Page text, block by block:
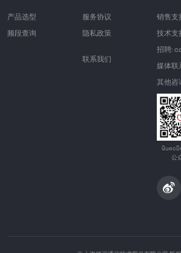
产品选型
频段查询
服务协议
隐私政策
联系我们
销售支
技术
招聘:
媒体
其他
公